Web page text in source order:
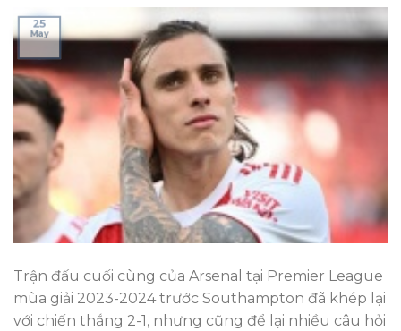
25
May
Trận đấu cuối cùng của Arsenal tại Premier League
mùa giải 2023-2024 trước Southampton đã khép lại
với chiến thắng 2-1, nhưng cũng để lại nhiều câu hỏi